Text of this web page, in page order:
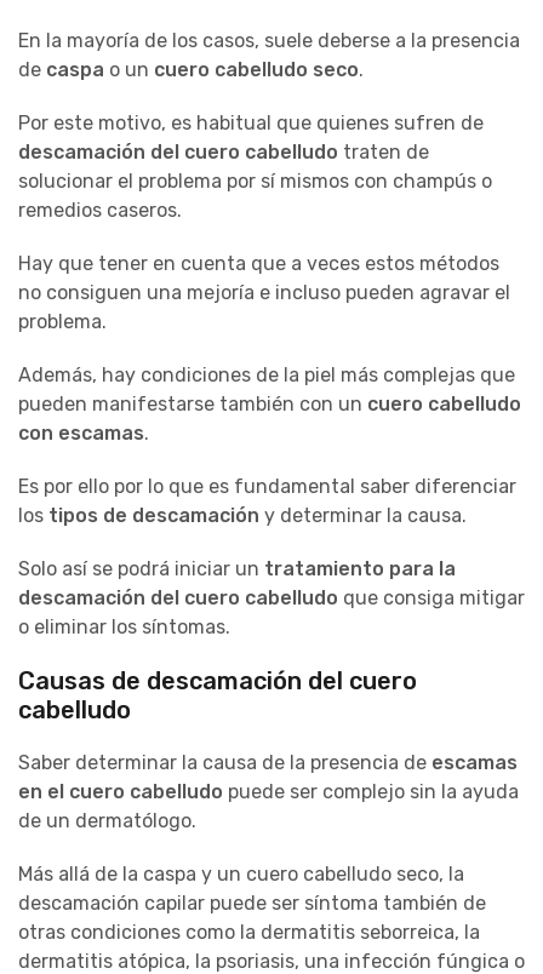
En la mayoría de los casos, suele deberse a la presencia
de caspa o un cuero cabelludo seco.
Por este motivo, es habitual que quienes sufren de
descamación del cuero cabelludo traten de
solucionar el problema por sí mismos con champús o
remedios caseros.
Hay que tener en cuenta que a veces estos métodos
no consiguen una mejoría e incluso pueden agravar el
problema.
Además, hay condiciones de la piel más complejas que
pueden manifestarse también con un cuero cabelludo
con escamas.
Es por ello por lo que es fundamental saber diferenciar
los tipos de descamación y determinar la causa.
Solo así se podrá iniciar un tratamiento para la
descamación del cuero cabelludo que consiga mitigar
o eliminar los síntomas.
Causas de descamación del cuero
cabelludo
Saber determinar la causa de la presencia de escamas
en el cuero cabelludo puede ser complejo sin la ayuda
de un dermatólogo.
Más allá de la caspa y un cuero cabelludo seco, la
descamación capilar puede ser síntoma también de
otras condiciones como la dermatitis seborreica, la
dermatitis atópica, la psoriasis, una infección fúngica o